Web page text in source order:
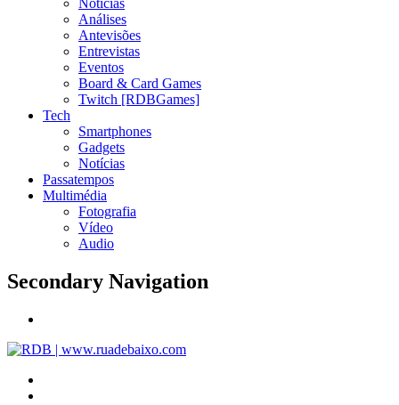
Análises
Antevisões
Entrevistas
Eventos
Board & Card Games
Twitch [RDBGames]
Tech
Smartphones
Gadgets
Notícias
Passatempos
Multimédia
Fotografia
Vídeo
Audio
Secondary Navigation